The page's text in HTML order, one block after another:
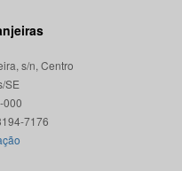
s/n, Centro
SE
000